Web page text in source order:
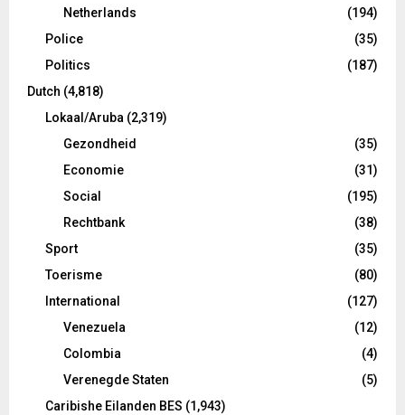
Netherlands
(194)
Police
(35)
Politics
(187)
Dutch (4,818)
Lokaal/Aruba (2,319)
Gezondheid
(35)
Economie
(31)
Social
(195)
Rechtbank
(38)
Sport
(35)
Toerisme
(80)
International
(127)
Venezuela
(12)
Colombia
(4)
Verenegde Staten
(5)
Caribishe Eilanden BES (1,943)